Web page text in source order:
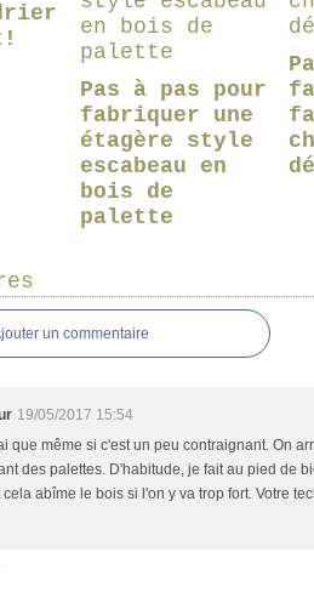
Pas à pas pour
fabriquer une
étagère style
escabeau en
bois de
palette
un commentaire
19/05/2017 15:54
que même si c'est un peu contraignant. On
des palettes. D'habitude, je fait au pied de
cela abîme le bois si l'on y va trop fort. Votre